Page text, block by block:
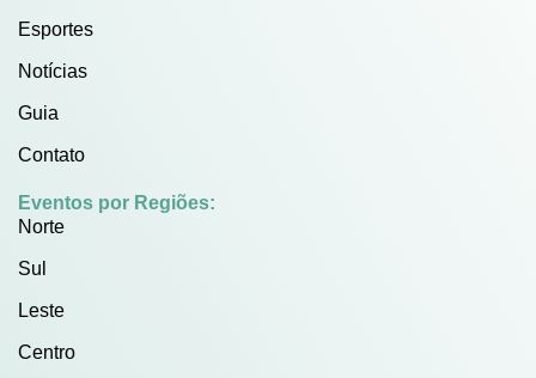
Esportes
Notícias
Guia
Contato
Eventos por Regiões:
Norte
Sul
Leste
Centro